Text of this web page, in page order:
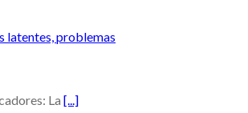
La [...]